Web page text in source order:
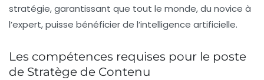
stratégie, garantissant que tout le monde, du novice à
l’expert, puisse bénéficier de l’intelligence artificielle.
Les compétences requises pour le poste
de Stratège de Contenu